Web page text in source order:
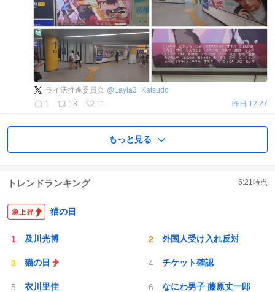
ライ活推進委員会 @ Layla3_Katsudo
1
13 11 昨日 12:27
もっと見る
トレンドランキング 5:21時点
猫の日
及川光博 外国人受け入れ反対
猫の日 チケット確認
衣川里佳 なにわ男子 藤原丈一郎